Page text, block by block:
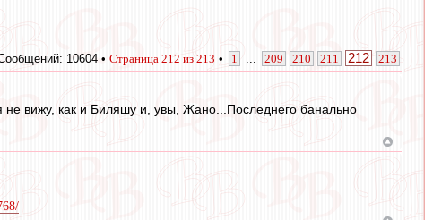
10604 • Страница 212 из 213 • 1 209 210 211 212 213
вижу, как и Биляшу и, увы, Жано...Последнего банально